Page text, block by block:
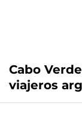
Cabo
viajeros